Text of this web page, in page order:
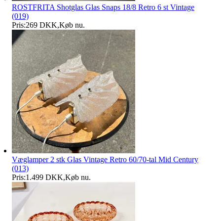
ROSTFRITA Shotglas Glas Snaps 18/8 Retro 6 st Vintage
(019)
Pris:269 DKK,Køb nu.
Væglamper 2 stk Glas Vintage Retro 60/70-tal Mid Century
(013)
Pris:1.499 DKK,Køb nu.